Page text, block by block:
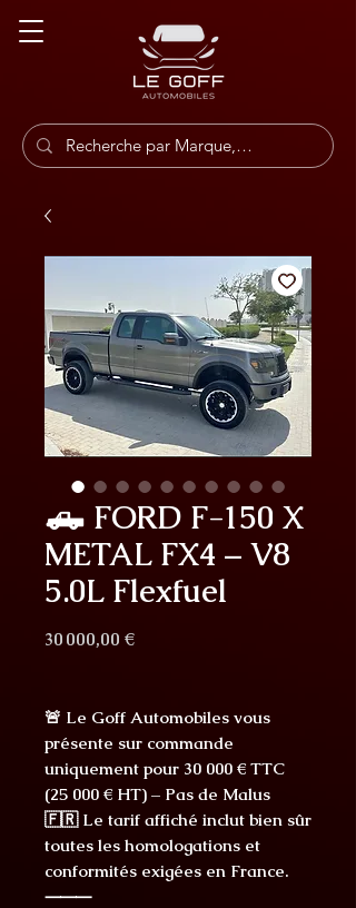
🛻 FORD F-150 X
METAL FX4 – V8
5.0L Flexfuel
30 000,00 €Prix
🚨 Le Goff Automobiles vous
présente sur commande
uniquement pour 30 000 € TTC
(25 000 € HT) – Pas de Malus
🇫🇷 Le tarif affiché inclut bien sûr
toutes les homologations et
conformités exigées en France.
⸻